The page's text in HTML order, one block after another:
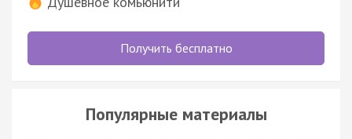
Получить бесплатно
Популярные материалы